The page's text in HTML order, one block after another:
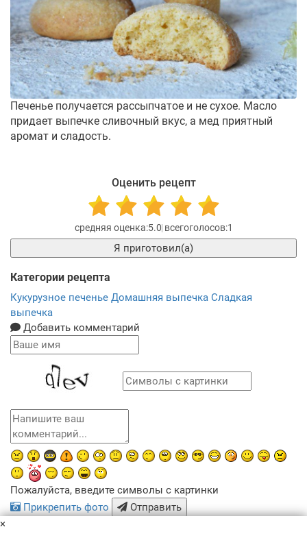
Печенье получается рассыпчатое и не сухое. Масло
придает выпечке сливочный вкус, а мед приятный
аромат и сладость.
Оценить рецепт
5.0 1
Я приготовил(а)
Категории рецепта
Кукурузное печенье Домашняя выпечка Сладкая
выпечка
Добавить комментарий
Пожалуйста, введите символы с картинки
Прикрепить фото
Отправить
×